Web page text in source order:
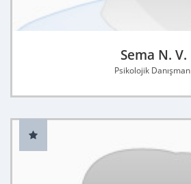
Sema N. V.
Psikolojik Danışman